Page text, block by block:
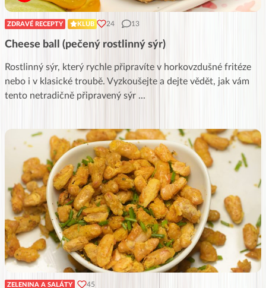
ZDRAVÉ RECEPTY KLUB 24 13
Cheese ball (pečený rostlinný sýr)
Rostlinný sýr, který rychle připravíte v horkovzdušné fritéze
nebo i v klasické troubě. Vyzkoušejte a dejte vědět, jak vám
tento netradičně připravený sýr ...
ZELENINA A SALÁTY 45